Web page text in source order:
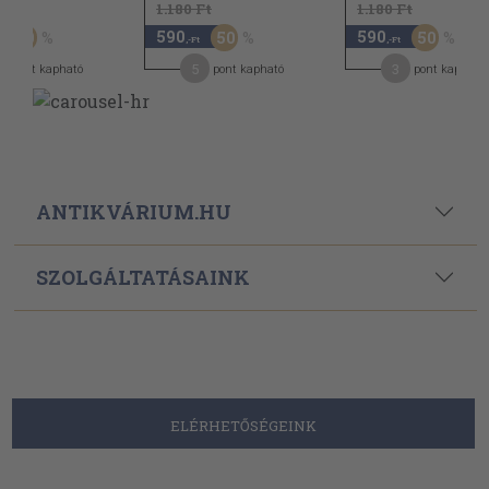
50
pont kapható
1.180 Ft
590 ,-Ft 50
pont kapható
1.180 Ft
590 ,-Ft 50
pont kapható
ANTIKVÁRIUM.HU
SZOLGÁLTATÁSAINK
ELÉRHETŐSÉGEINK